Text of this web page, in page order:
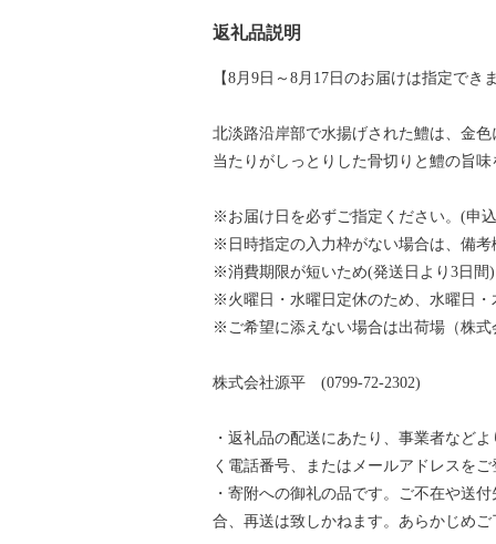
返礼品説明
【8月9日～8月17日のお届けは指定で
北淡路沿岸部で水揚げされた鱧は、金
当たりがしっとりした骨切りと鱧の旨
※お届け日を必ずご指定ください。(申
※日時指定の入力枠がない場合は、備
※消費期限が短いため(発送日より3日間)
※火曜日・水曜日定休のため、水曜日
※ご希望に添えない場合は出荷場（株
株式会社源平 (0799-72-2302)
・返礼品の配送にあたり、事業者など
く電話番号、またはメールアドレスを
・寄附への御礼の品です。ご不在や送
合、再送は致しかねます。あらかじめ